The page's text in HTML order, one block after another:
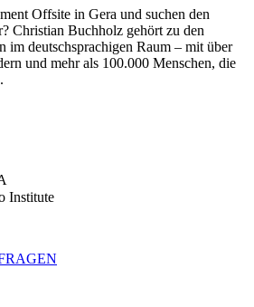
Offsite in Gera und suchen den
Christian Buchholz gehört zu den
im deutschsprachigen Raum – mit über
und mehr als 100.000 Menschen, die
Institute